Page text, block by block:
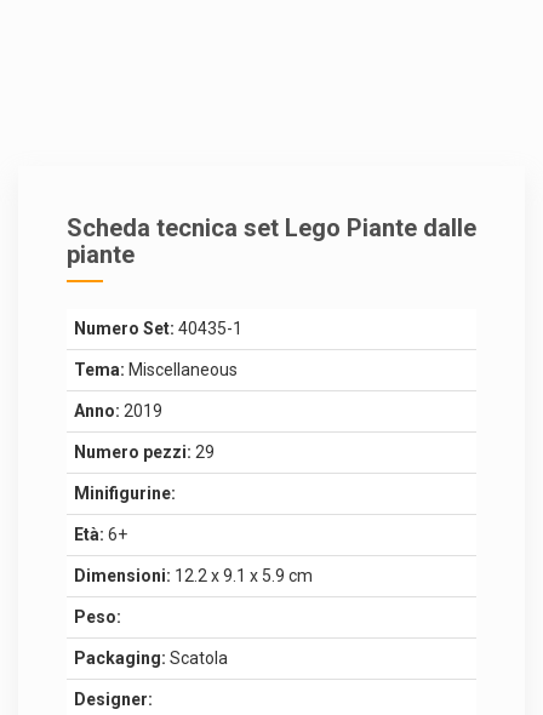
Scheda tecnica set Lego Piante dalle
piante
Numero Set: 40435-1
Tema: Miscellaneous
Anno: 2019
Numero pezzi: 29
Minifigurine:
Età: 6+
Dimensioni: 12.2 x 9.1 x 5.9 cm
Peso:
Packaging: Scatola
Designer: